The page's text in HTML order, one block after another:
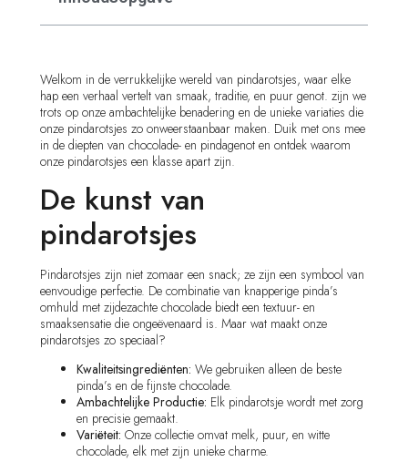
Welkom in de verrukkelijke wereld van pindarotsjes, waar elke
hap een verhaal vertelt van smaak, traditie, en puur genot. zijn we
trots op onze ambachtelijke benadering en de unieke variaties die
onze pindarotsjes zo onweerstaanbaar maken. Duik met ons mee
in de diepten van chocolade- en pindagenot en ontdek waarom
onze pindarotsjes een klasse apart zijn.
De kunst van
pindarotsjes
Pindarotsjes zijn niet zomaar een snack; ze zijn een symbool van
eenvoudige perfectie. De combinatie van knapperige pinda’s
omhuld met zijdezachte chocolade biedt een textuur- en
smaaksensatie die ongeëvenaard is. Maar wat maakt onze
pindarotsjes zo speciaal?
Kwaliteitsingrediënten: We gebruiken alleen de beste
pinda’s en de fijnste chocolade.
Ambachtelijke Productie: Elk pindarotsje wordt met zorg
en precisie gemaakt.
Variëteit: Onze collectie omvat melk, puur, en witte
chocolade, elk met zijn unieke charme.